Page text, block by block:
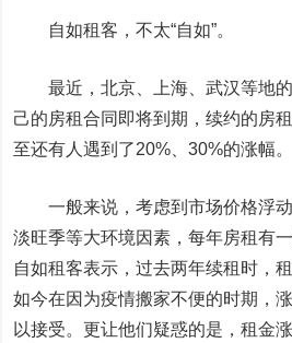
自如租客，不太“自如”。
最近，北京、上海、武汉等地的
己的房租合同即将到期，续约的房
至还有人遇到了20%、30%的涨幅。
一般来说，考虑到市场价格浮动
淡旺季等大环境因素，每年房租有
自如租客表示，过去两年续租时，
如今在因为疫情搬家不便的时期，
以接受。更让他们疑惑的是，租金